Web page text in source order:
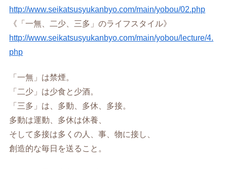
http://www.seikatsusyukanbyo.com/main/yobou/02.php
《「一無、二少、三多」のライフスタイル》
http://www.seikatsusyukanbyo.com/main/yobou/lecture/4.
php
「一無」は禁煙。
「二少」は少食と少酒。
「三多」は、多動、多休、多接。
多動は運動、多休は休養、
そして多接は多くの人、事、物に接し、
創造的な毎日を送ること。